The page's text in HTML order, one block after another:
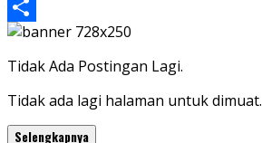
WhatsApp
Share
Tidak Ada Postingan Lagi.
Tidak ada lagi halaman untuk dimuat.
Selengkapnya